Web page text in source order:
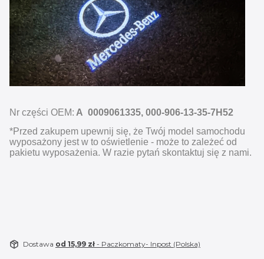
Nr części OEM: A 0009061335, 000-906-13-35-7H52
*Przed zakupem upewnij się, że Twój model samochodu
wyposażony jest w to oświetlenie - może to zależeć od
pakietu wyposażenia. W razie pytań skontaktuj się z nami.
Dostawa od 15,99 zł - Paczkomaty- Inpost (Polska)